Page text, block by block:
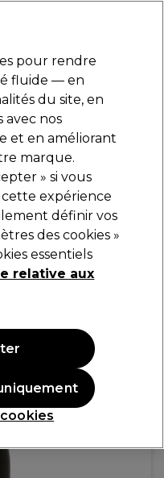
Se connecter
Electro et Matériel
Vernis Gel
pour rendre
fluide — en
du site, en
avec nos
et en améliorant
marque.
» si vous
expérience
définir vos
des cookies »
essentiels
relative aux